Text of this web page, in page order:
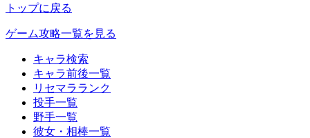
トップに戻る
ゲーム攻略一覧を見る
キャラ検索
キャラ前後一覧
リセマラランク
投手一覧
野手一覧
彼女・相棒一覧